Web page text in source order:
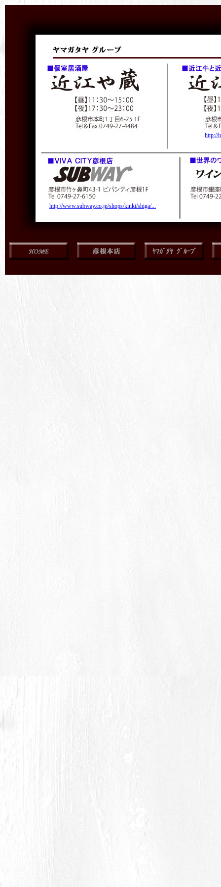
http://
http://www.subway.co.jp/shops/kinki/shiga/...